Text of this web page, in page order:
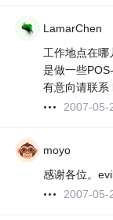
LamarChen
工作地点在哪
是做一些
有意向请联系
2007-05-
moyo
感谢各位。
2007-05-